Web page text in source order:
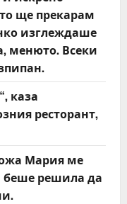
ще прекарам
изглеждаше
менюто. Всеки
каза
ресторант,
Мария ме
беше решила да